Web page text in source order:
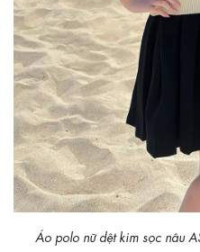
Áo polo nữ dệt kim sọc nâu